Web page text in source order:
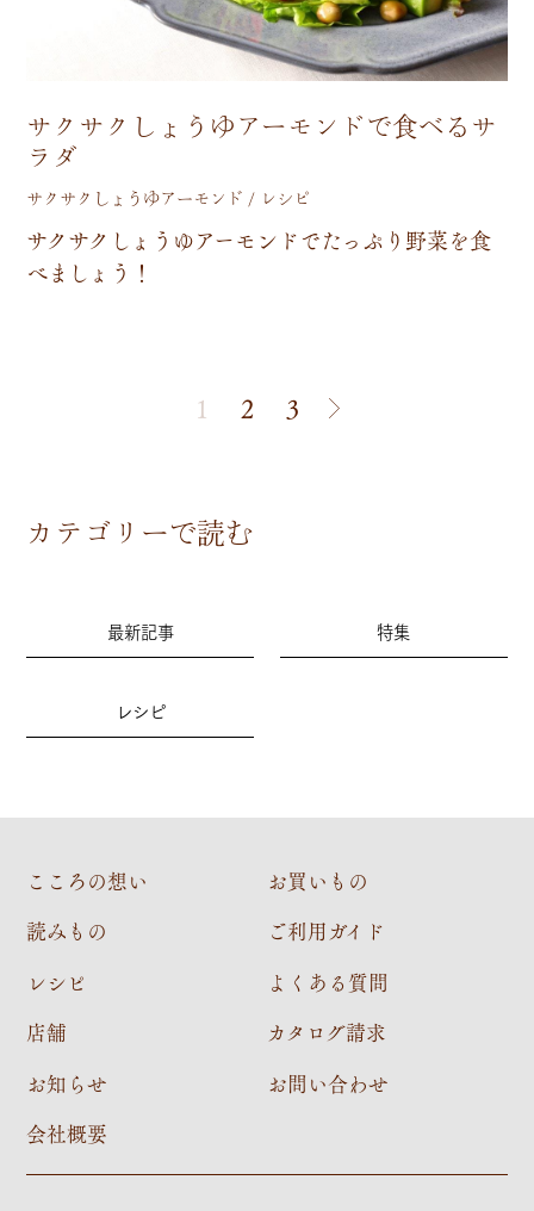
サクサクしょうゆアーモンドで食べるサ
ラダ
サクサクしょうゆアーモンド / レシピ
サクサク し ょ う ゆアーモ ン ドでたっぷ り 野菜を食
べま し ょ う ！
1 2 3
カテゴリーで読む
最新記事 特集
レシピ
こころの想い
読みもの
レシピ
店舗
お知らせ
会社概要
お買いもの
ご利用ガイド
よくある質問
カタログ請求
お問い合わせ